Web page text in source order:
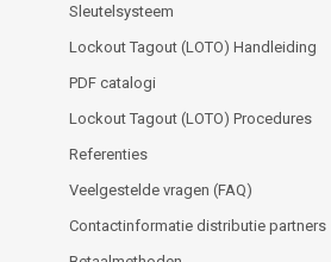
Sleutelsysteem
Lockout Tagout (LOTO) Handleiding
PDF catalogi
Lockout Tagout (LOTO) Procedures
Referenties
Veelgestelde vragen (FAQ)
Contactinformatie distributie partners